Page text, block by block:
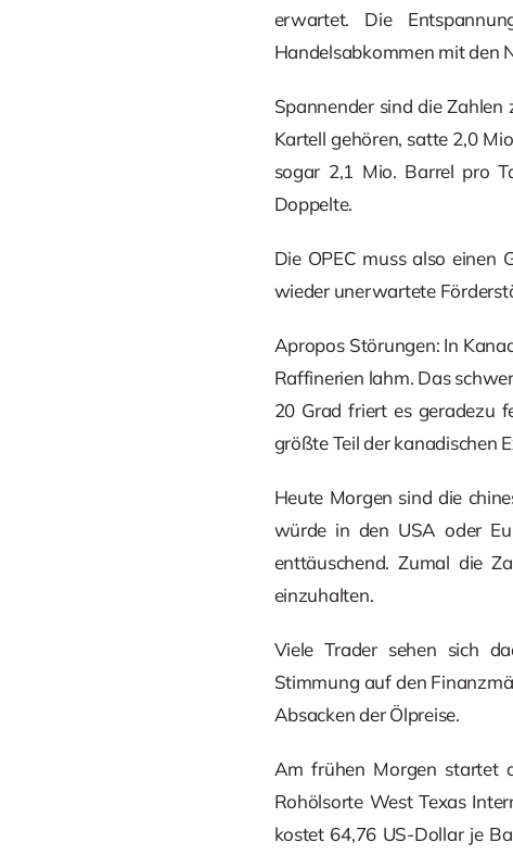
erwartet. Die
Handelsabkommen mit den
Spannender sind die
Kartell gehören, satte 2,0
sogar 2,1 Mio. Barrel pro
Doppelte.
Die OPEC muss also einen
wieder unerwartete
Apropos Störungen: In
Raffinerien lahm. Das
20 Grad friert es geradezu
größte Teil der kanadischen
Heute Morgen sind die
würde in den USA oder
enttäuschend. Zumal die
einzuhalten.
Viele Trader sehen sich
Stimmung auf den
Absacken der Ölpreise.
Am frühen Morgen startet
Rohölsorte West Texas
kostet 64,76 US-Dollar je